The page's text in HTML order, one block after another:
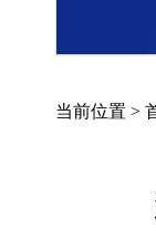
当前位置 >